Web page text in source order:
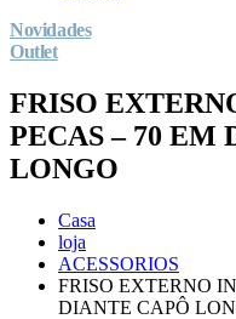
Novidades
Outlet
FRISO
PECAS – 70 EM
LONGO
Casa
loja
ACESSORIOS
FRISO EXTERNO
DIANTE CAPÔ